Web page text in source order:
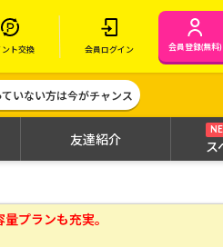
ント交換 会員ログイン 会員登録(無料)
いない方は今がチャンス
友達紹介
ス
プランも充実。